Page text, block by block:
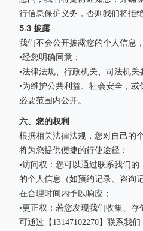
行信息保护义务，否则我们将拒绝
5.3 披露
我们不会公开披露您的个人信息
•经您明确同意；
•法律法规、行政机关、司法机关
•为维护公共利益、社会安全，
必要范围内公开。
六、您的权利
根据相关法律法规，您对自己的
将为您提供便捷的行使途径：
•访问权：您可以通过联系我们的
的个人信息（如预约记录、咨询
在合理时间内予以响应；
•更正权：若您发现我们收集、存
可通过【13147102270】联系我